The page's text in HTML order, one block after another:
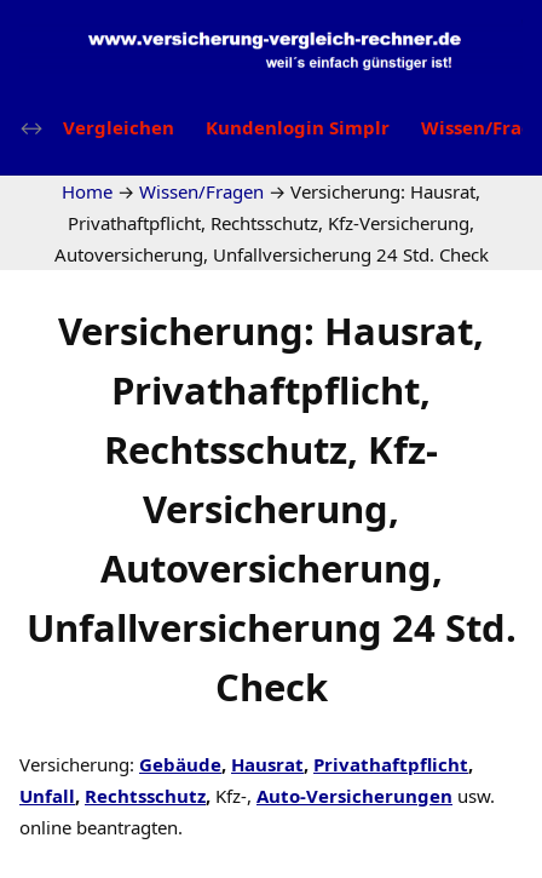
Vergleichen Kundenlogin Simplr Wissen/
Home → Wissen/Fragen → Versicherung: Hausrat,
Privathaftpflicht, Rechtsschutz, Kfz-Versicherung,
Autoversicherung, Unfallversicherung 24 Std. Check
Versicherung: Hausrat,
Privathaftpflicht,
Rechtsschutz, Kfz-
Versicherung,
Autoversicherung,
Unfallversicherung 24 Std.
Check
Versicherung: Gebäude, Hausrat, Privathaftpflicht,
Unfall, Rechtsschutz, Kfz-, Auto-Versicherungen usw.
online beantragten.